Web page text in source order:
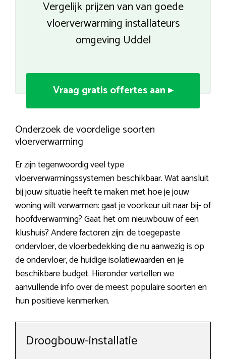
Vergelijk prijzen van van goede
vloerverwarming installateurs
omgeving Uddel
Vraag gratis offertes aan ▸
Onderzoek de voordelige soorten
vloerverwarming
Er zijn tegenwoordig veel type
vloerverwarmingssystemen beschikbaar. Wat aansluit
bij jouw situatie heeft te maken met hoe je jouw
woning wilt verwarmen: gaat je voorkeur uit naar bij- of
hoofdverwarming? Gaat het om nieuwbouw of een
klushuis? Andere factoren zijn: de toegepaste
ondervloer, de vloerbedekking die nu aanwezig is op
de ondervloer, de huidige isolatiewaarden en je
beschikbare budget. Hieronder vertellen we
aanvullende info over de meest populaire soorten en
hun positieve kenmerken.
Droogbouw-installatie